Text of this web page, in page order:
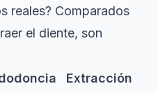
reales? Comparados
el diente, son
Extracción